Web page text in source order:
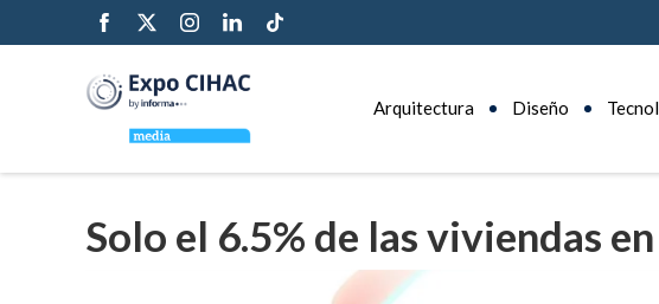
Arquitectura Diseño
Solo el 6.5% de las viviendas